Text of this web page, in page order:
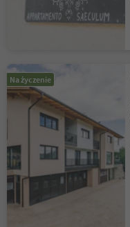
Na życzenie